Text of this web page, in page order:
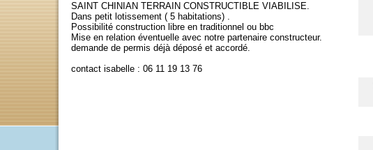
SAINT CHINIAN TERRAIN CONSTRUCTIBLE VIABILISE.
Dans petit lotissement ( 5 habitations) .
Possibilité construction libre en traditionnel ou bbc
Mise en relation éventuelle avec notre partenaire constructeur.
demande de permis déjà déposé et accordé.
contact isabelle : 06 11 19 13 76